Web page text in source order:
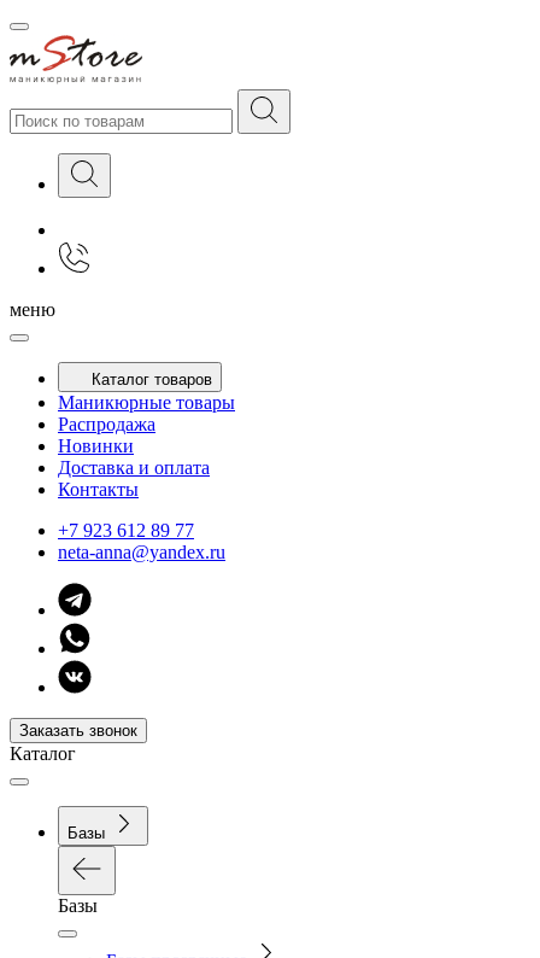
меню
Каталог товаров
Маникюрные товары
Распродажа
Новинки
Доставка и оплата
Контакты
+7 923 612 89 77
neta-anna@yandex.ru
Заказать звонок
Каталог
Базы
Базы